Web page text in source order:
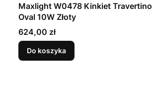
Maxlight W0478 Kinkiet Travertino
Oval 10W Złoty
Cena
624,00 zł
Do koszyka